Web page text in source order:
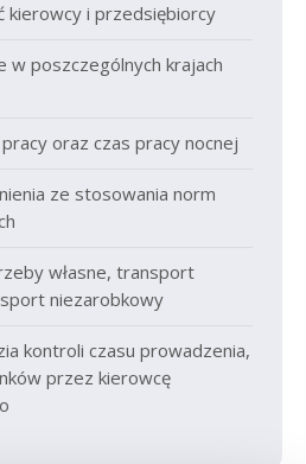
kierowcy i przedsiębiorcy
w poszczególnych krajach
oraz czas pracy nocnej
ze stosowania norm
własne, transport
niezarobkowy
kontroli czasu prowadzenia,
przez kierowcę